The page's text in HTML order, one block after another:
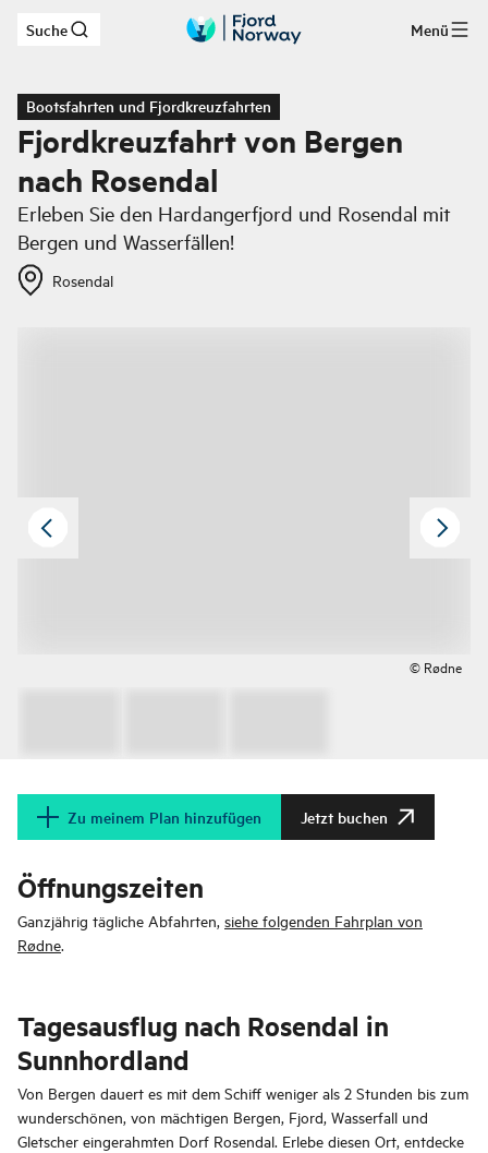
Zum Hauptinhalt
Suche Menü
Bootsfahrten und Fjordkreuzfahrten
Fjordkreuzfahrt von Bergen
nach Rosendal
Erleben Sie den Hardangerfjord und Rosendal mit
Bergen und Wasserfällen!
Rosendal
© Rødne
Zu meinem Plan hinzufügen Jetzt buchen
Öffnungszeiten
Ganzjährig tägliche Abfahrten, siehe folgenden Fahrplan von
Rødne.
Tagesausflug nach Rosendal in
Sunnhordland
Von Bergen dauert es mit dem Schiff weniger als 2 Stunden bis zum
wunderschönen, von mächtigen Bergen, Fjord, Wasserfall und
Gletscher eingerahmten Dorf Rosendal. Erlebe diesen Ort, entdecke